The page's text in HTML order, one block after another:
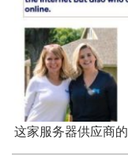
这家服务器供应商